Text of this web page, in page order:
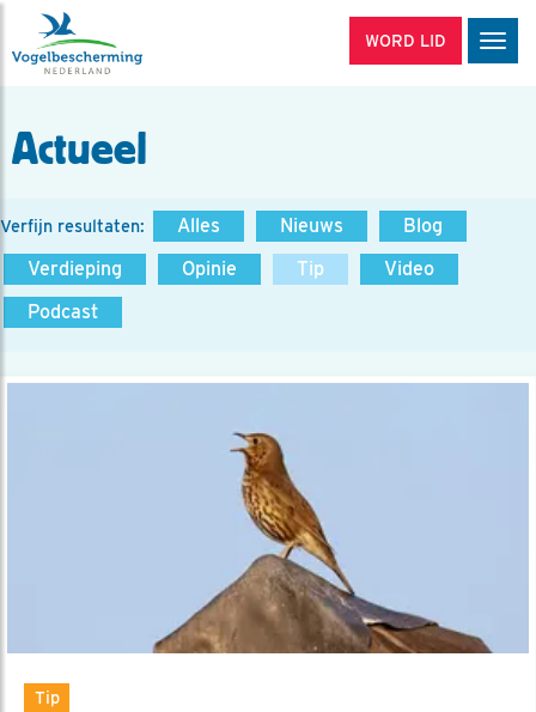
WORD LID
Actueel
Verfijn resultaten: Alles Nieuws
Blog
Verdieping
Opinie Tip
Video
Podcast
Tip